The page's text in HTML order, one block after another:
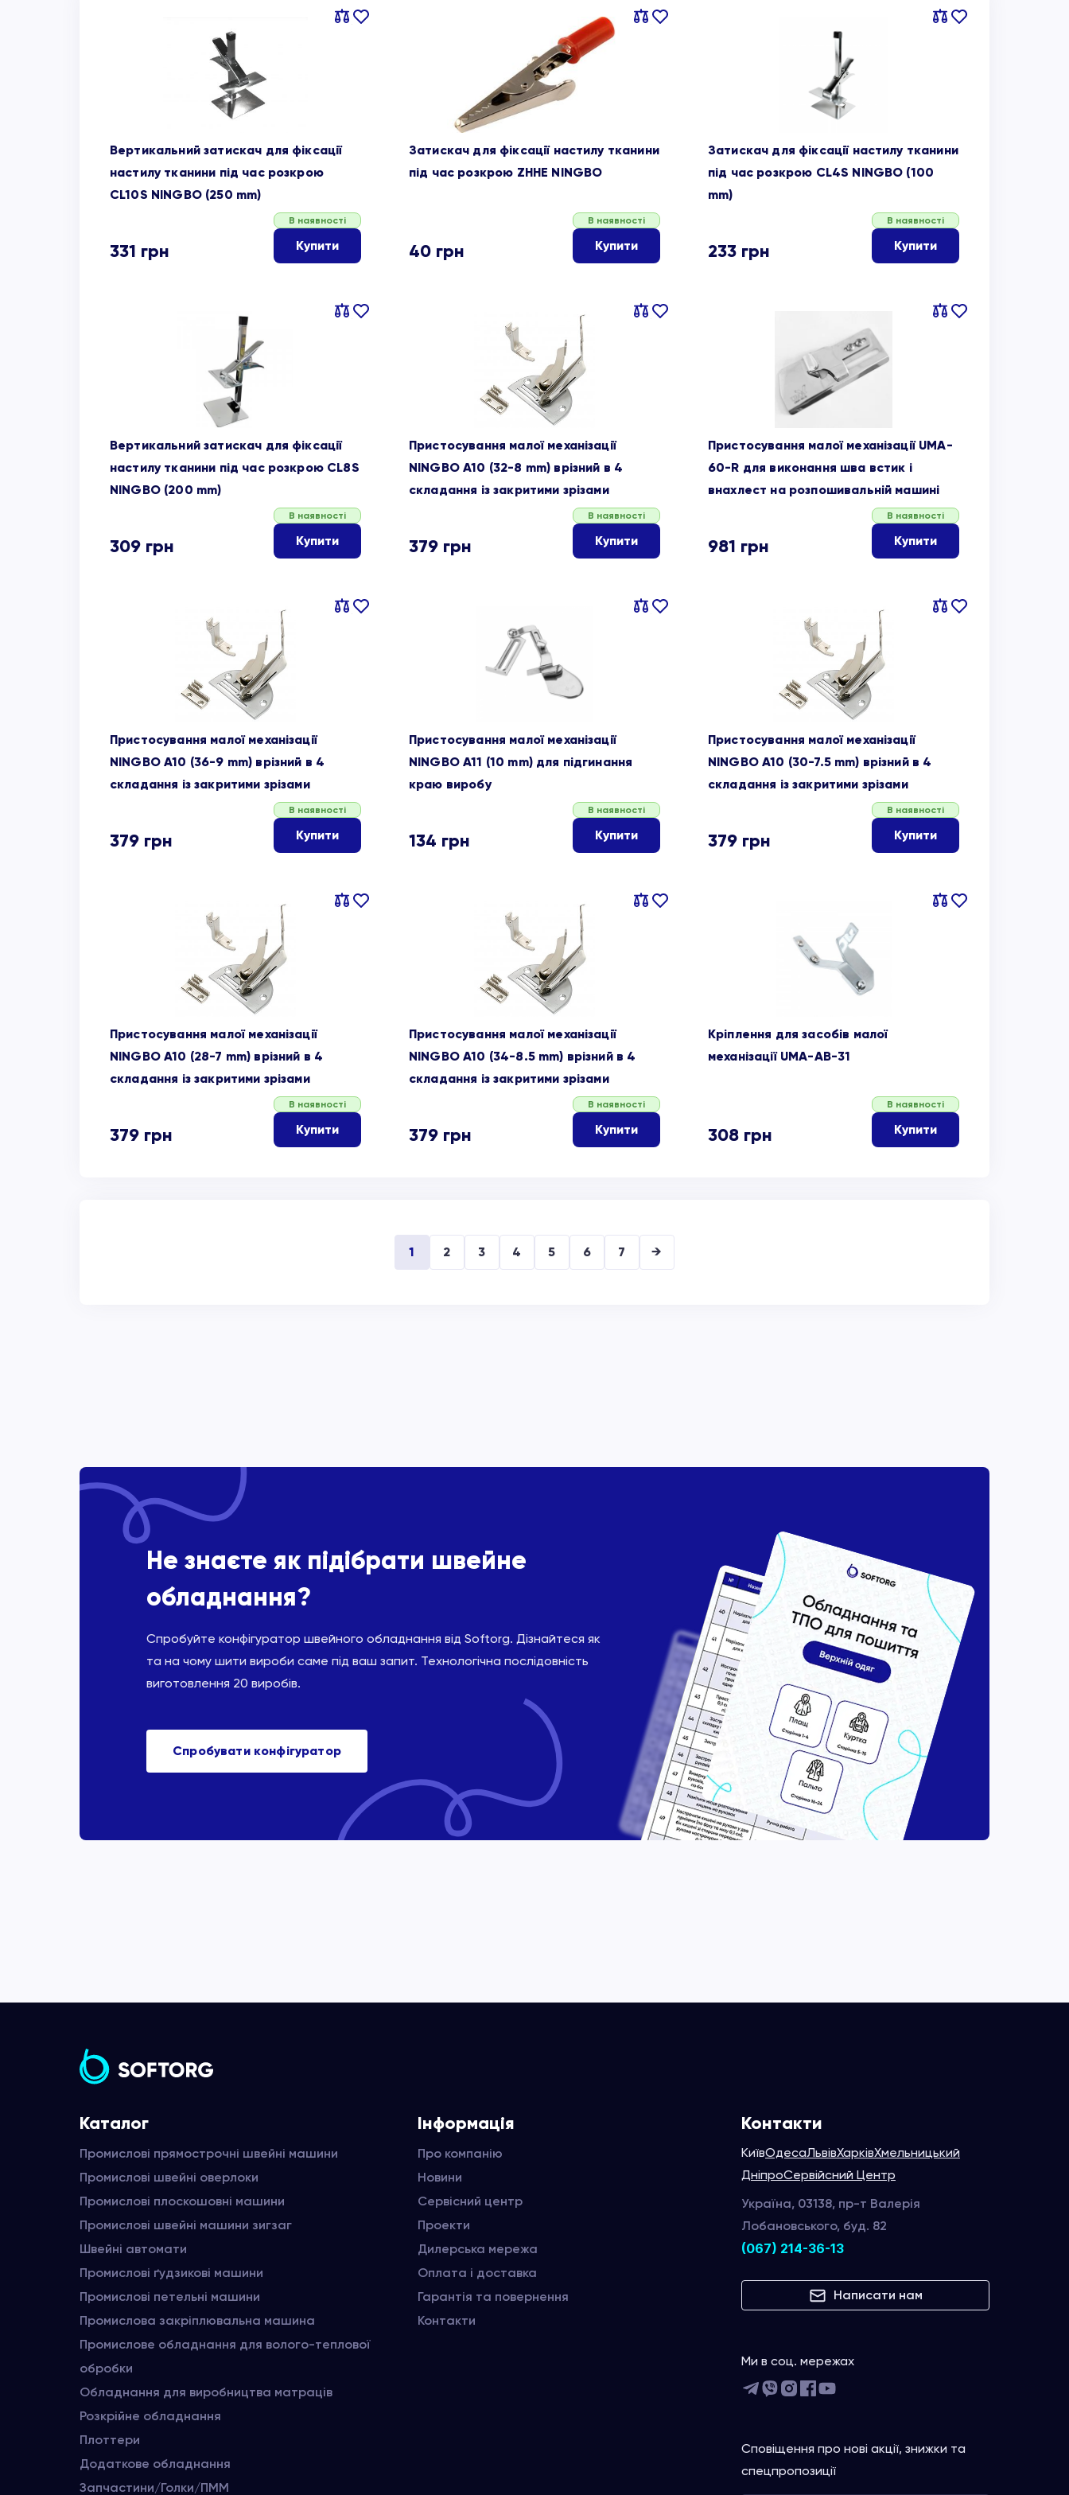
Порівняти
В
Вертикальний затискач для фіксації
настилу тканини під час розкрою
CL10S NINGBO (250 mm)
331 грн
В наявності
Купити
Порівняти
В
Затискач для фіксації настилу тканини
під час розкрою ZHHE NINGBO
40 грн
В наявності
Купити
Порівняти
В
Затискач для фіксації настилу тканини
під час розкрою CL4S NINGBO (100
mm)
233 грн
В наявності
Купити
Порівняти
В
Вертикальний затискач для фіксації
настилу тканини під час розкрою CL8S
NINGBO (200 mm)
309 грн
В наявності
Купити
Порівняти
В
Пристосування малої механізації
NINGBO A10 (32-8 mm) врізний в 4
складання із закритими зрізами
379 грн
В наявності
Купити
Порівняти
В
Пристосування малої механізації UMA-
60-R для виконання шва встик і
внахлест на розпошивальній машині
981 грн
В наявності
Купити
Порівняти
В
Пристосування малої механізації
NINGBO A10 (36-9 mm) врізний в 4
складання із закритими зрізами
379 грн
В наявності
Купити
Порівняти
В
Пристосування малої механізації
NINGBO A11 (10 mm) для підгинання
краю виробу
134 грн
В наявності
Купити
Порівняти
В
Пристосування малої механізації
NINGBO A10 (30-7.5 mm) врізний в 4
складання із закритими зрізами
379 грн
В наявності
Купити
Порівняти
В
Пристосування малої механізації
NINGBO A10 (28-7 mm) врізний в 4
складання із закритими зрізами
379 грн
В наявності
Купити
Порівняти
В
Пристосування малої механізації
NINGBO A10 (34-8.5 mm) врізний в 4
складання із закритими зрізами
379 грн
В наявності
Купити
Порівняти
В
Кріплення для засобів малої
механізації UMA-AB-31
308 грн
В наявності
Купити
1 2 3 4 5 6 7 →
Не знаєте як підібрати швейне
обладнання?
Спробуйте конфігуратор швейного обладнання від Softorg. Дізнайтеся як
та на чому шити вироби саме під ваш запит. Технологічна послідовність
виготовлення 20 виробів.
Спробувати конфігуратор
Каталог
Промислові прямострочні швейні машини
Промислові швейні оверлоки
Промислові плоскошовні машини
Промислові швейні машини зигзаг
Швейні автомати
Промислові ґудзикові машини
Промислові петельні машини
Промислова закріплювальна машина
Промислове обладнання для волого-теплової
обробки
Обладнання для виробництва матраців
Розкрійне обладнання
Плоттери
Додаткове обладнання
Запчастини/Голки/ПММ
Інформація
Про компанію
Новини
Сервісний центр
Проекти
Дилерська мережа
Оплата і доставка
Гарантія та повернення
Контакти
Контакти
КиївОдесаЛьвівХарківХмельницький
ДніпроСервійсний Центр
Україна, 03138, пр-т Валерія
Лобановського, буд. 82
(067) 214-36-13
Написати нам
Ми в соц. мережах
Сповіщення про нові акції, знижки та
спецпропозиції